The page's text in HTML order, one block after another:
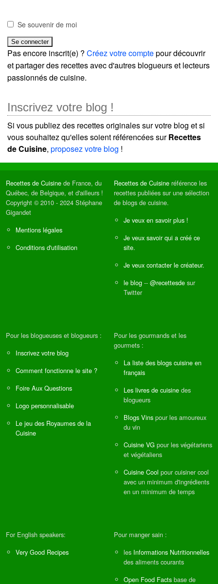
Se souvenir de moi
Pas encore inscrit(e) ? Créez votre comptepour découvrir
et partager des recettes avec d'autres blogueurs et lecteurs
passionnés de cuisine.
Inscrivez votre blog !
Si vous publiez des recettes originales sur votre blog et si
vous souhaitez qu'elles soient référencées surRecettes
de Cuisine, proposez votre blog !
Recettes de Cuisine de France, du
Québec, de Belgique, et d'ailleurs !
Copyright © 2010 - 2024 Stéphane
Gigandet
Mentions légales
Conditions d'utilisation
Recettes de Cuisine référence les
recettes publiées sur une sélection
de blogs de cuisine.
Je veux en savoir plus !
Je veux savoir qui a créé ce
site.
Je veux contacter le créateur.
le blog -- @recettesde sur
Twitter
Pour les blogueuses et blogueurs :
Inscrivez votre blog
Comment fonctionne le site ?
Foire Aux Questions
Logo personnalisable
Le jeu des Royaumes de la
Cuisine
Pour les gourmands et les
gourmets :
La liste des blogs cuisine en
français
Les livres de cuisine des
blogueurs
Blogs Vins pour les amoureux
du vin
Cuisine VG pour les végétariens
et végétaliens
Cuisine Cool pour cuisiner cool
avec un minimum d'ingrédients
en un minimum de temps
For English speakers:
Very Good Recipes
Pour manger sain :
les Informations Nutritionnelles
des aliments courants
Open Food Facts base de